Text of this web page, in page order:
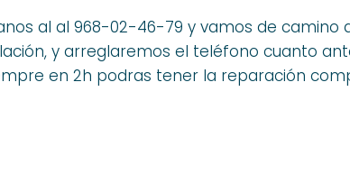
al al 968-02-46-79 y vamos de camino
y arreglaremos el teléfono cuanto
en 2h podras tener la reparación